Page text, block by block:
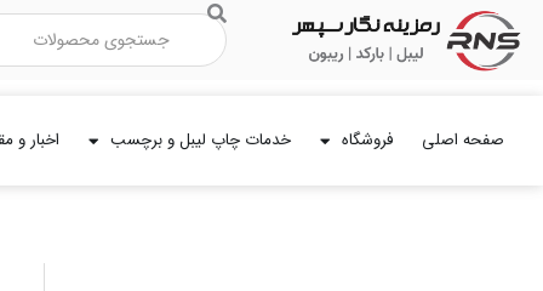
پرش
جستجو
صفحه اصلی فروشگاه خدمات چاپ لیبل و برچسب اخبار و